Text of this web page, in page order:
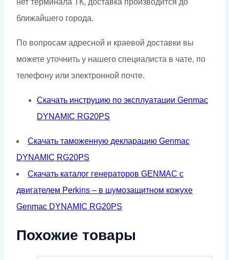
нет терминала ТК, доставка производится до
ближайшего города.
По вопросам адресной и краевой доставки вы
можете уточнить у нашего специалиста в чате, по
телефону или электронной почте.
Скачать инструцию по эксплуатации Genmac
DYNAMIC RG20PS
Скачать таможенную декларацию Genmac
DYNAMIC RG20PS
Скачать каталог генераторов GENMAC с
двигателем Perkins – в шумозащитном кожухе
Genmac DYNAMIC RG20PS
Похожие товары